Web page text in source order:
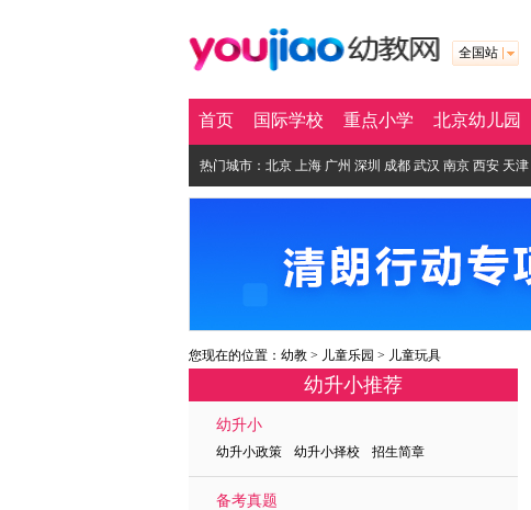
全国站
首页 国际学校 重点小学 北京幼儿园
热门城市： 北京 上海 广州 深圳 成都 武汉 南京 西安 天津
您现在的位置： 幼教 > 儿童乐园 > 儿童玩具
幼升小推荐
幼升小
幼升小政策 幼升小择校 招生简章
备考真题